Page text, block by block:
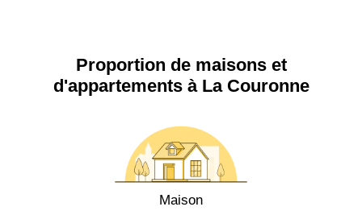
Proportion de maisons et
d'appartements à La Couronne
Maison